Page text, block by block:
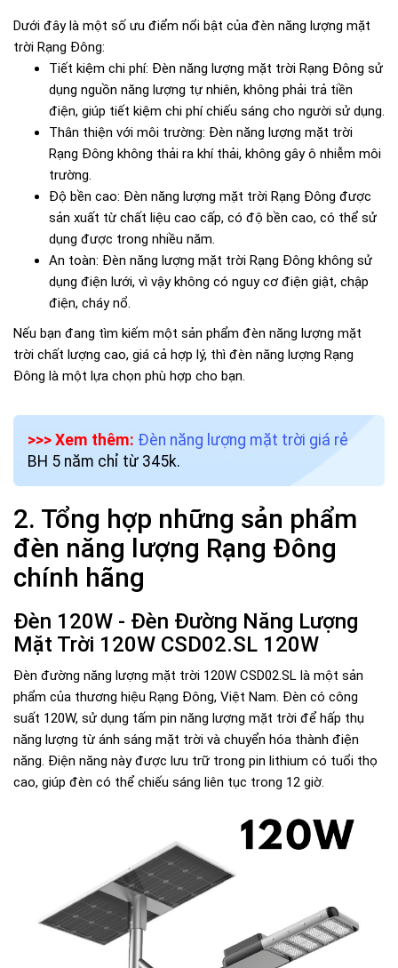
Dưới đây là một số ưu điểm nổi bật của đèn năng lượng mặt
trời Rạng Đông:
Tiết kiệm chi phí: Đèn năng lượng mặt trời Rạng Đông sử
dụng nguồn năng lượng tự nhiên, không phải trả tiền
điện, giúp tiết kiệm chi phí chiếu sáng cho người sử dụng.
Thân thiện với môi trường: Đèn năng lượng mặt trời
Rạng Đông không thải ra khí thải, không gây ô nhiễm môi
trường.
Độ bền cao: Đèn năng lượng mặt trời Rạng Đông được
sản xuất từ chất liệu cao cấp, có độ bền cao, có thể sử
dụng được trong nhiều năm.
An toàn: Đèn năng lượng mặt trời Rạng Đông không sử
dụng điện lưới, vì vậy không có nguy cơ điện giật, chập
điện, cháy nổ.
Nếu bạn đang tìm kiếm một sản phẩm đèn năng lượng mặt
trời chất lượng cao, giá cả hợp lý, thì đèn năng lượng Rạng
Đông là một lựa chọn phù hợp cho bạn.
>>> Xem thêm: Đèn năng lượng mặt trời giá rẻ
BH 5 năm chỉ từ 345k.
2. Tổng hợp những sản phẩm
đèn năng lượng Rạng Đông
chính hãng
Đèn 120W - Đèn Đường Năng Lượng
Mặt Trời 120W CSD02.SL 120W
Đèn đường năng lượng mặt trời 120W CSD02.SL là một sản
phẩm của thương hiệu Rạng Đông, Việt Nam. Đèn có công
suất 120W, sử dụng tấm pin năng lượng mặt trời để hấp thụ
năng lượng từ ánh sáng mặt trời và chuyển hóa thành điện
năng. Điện năng này được lưu trữ trong pin lithium có tuổi thọ
cao, giúp đèn có thể chiếu sáng liên tục trong 12 giờ.